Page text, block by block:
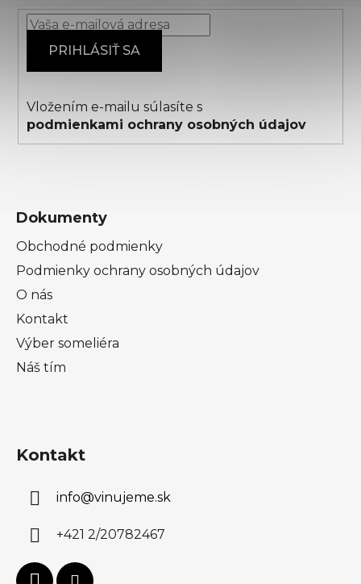
PRIHLÁSIŤ SA
Vložením e-mailu súlasíte s
podmienkami ochrany osobných údajov
Dokumenty
Obchodné podmienky
Podmienky ochrany osobných údajov
O nás
Kontakt
Výber someliéra
Náš tím
Kontakt
info@vinujeme.sk
+421 2/20782467